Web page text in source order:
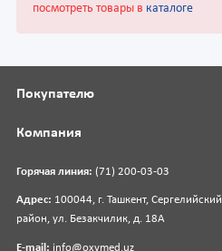
посмотреть товары в каталоге
Горячая линия: (71) 200-03-03
Адрес: 100044, г. Ташкент, Сергелийский
район, ул. Безакчилик, д. 18А
E-mail: info@oxymed.uz
Покупателю
Компания